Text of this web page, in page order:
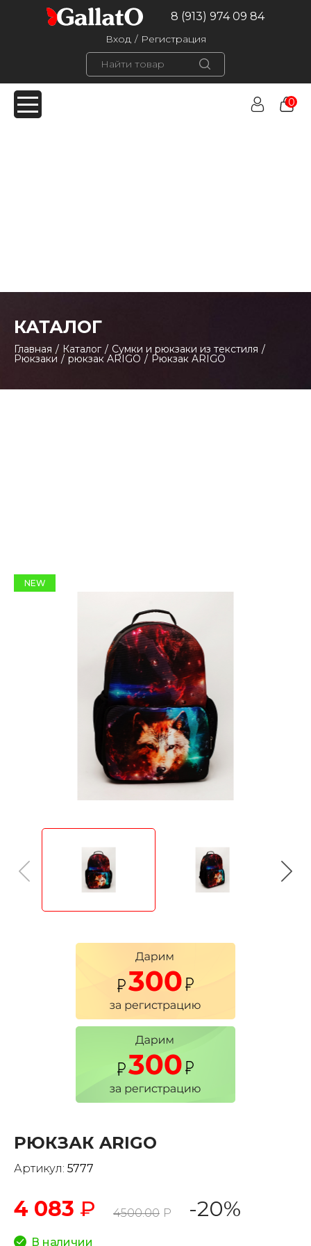
8 (913) 974 09 84
Вход / Регистрация
0
КАТАЛОГ
Главная / Каталог / Сумки и рюкзаки из текстиля /
Рюкзаки / рюкзак ARIGO / Рюкзак ARIGO
NEW
РЮКЗАК ARIGO
Артикул: 5777
4 083 ₽ 4500.00 Р -20%
В наличии